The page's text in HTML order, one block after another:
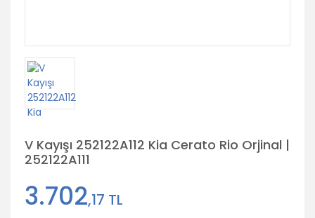
V Kayışı 252122A112 Kia Cerato Rio Orjinal |
252122A111
3.702,17 TL